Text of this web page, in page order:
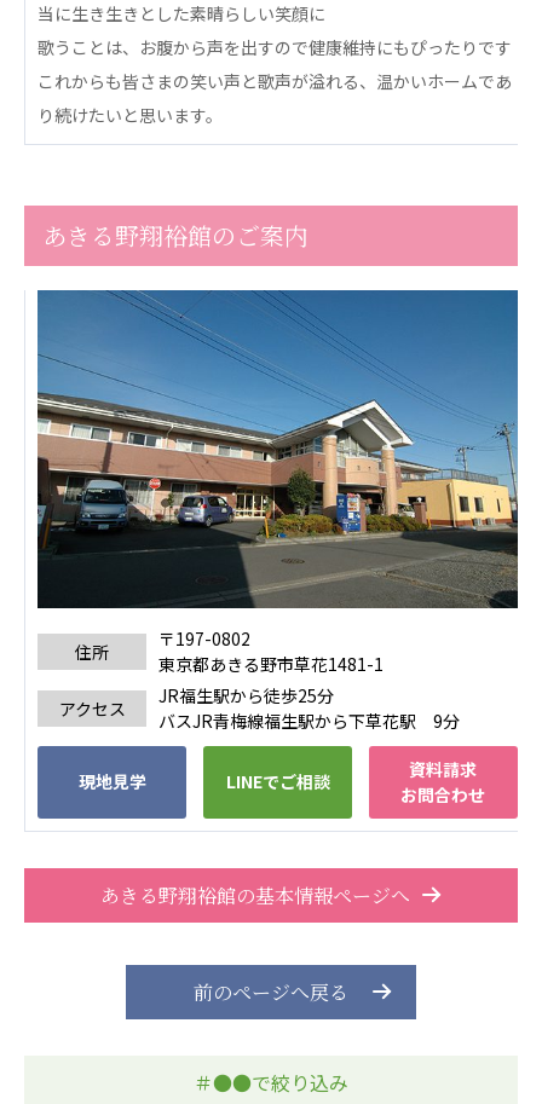
松園第二病院
複合ケアセンターまつぞの
医療法人社団 鴻愛会
こうのす共生病院
こうのすナーシングホーム共生園
あげお共生の家
洛桂の郷
桂寿の郷
訪問看護ステーション秋桜
上桂の郷
ファミリエール吉祥院
教育（共に生きる仲間達）
関東福祉専門学校
国際医療専門学校
明星幼稚園 志学会高等学校
特定非営利活動法人ファイアーレッズメディカルスポ
ーツクラブ
特定非営利活動法人アート応援隊
株式会社アジアメデカ元気事業団
株式会社フラワーコミュニティ放送
当に生き生きとした素晴らしい笑顔に
歌うことは、お腹から声を出すので健康維持にもぴったりです
これからも皆さまの笑い声と歌声が溢れる、温かいホームであ
り続けたいと思います。
あきる野翔裕館のご案内
住所
〒197-0802
東京都あきる野市草花1481-1
アクセス
JR福生駅から徒歩25分
バスJR青梅線福生駅から下草花駅 9分
現地見学 LINEでご相談
資料請求
お問合わせ
あきる野翔裕館の基本情報ページへ
前のページへ戻る
＃●●で絞り込み